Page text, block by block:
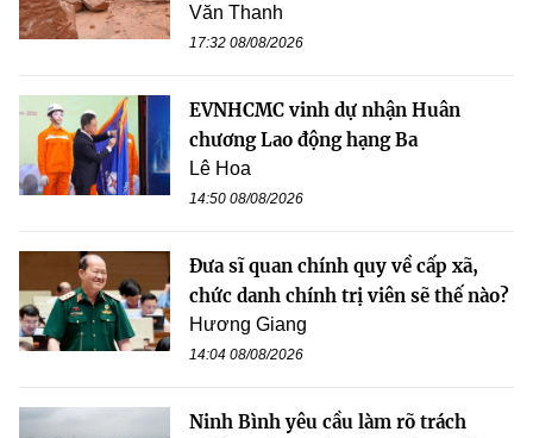
Văn Thanh
17:32 08/08/2026
EVNHCMC vinh dự nhận Huân
chương Lao động hạng Ba
Lê Hoa
14:50 08/08/2026
Đưa sĩ quan chính quy về cấp xã,
chức danh chính trị viên sẽ thế nào?
Hương Giang
14:04 08/08/2026
Ninh Bình yêu cầu làm rõ trách